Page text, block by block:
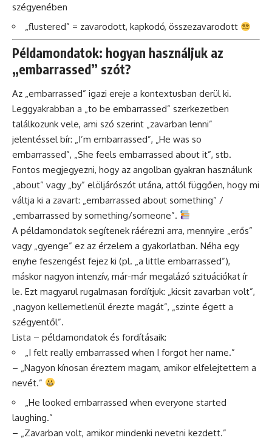
szégyenében
„flustered” = zavarodott, kapkodó, összezavarodott
Példamondatok: hogyan használjuk az
„embarrassed” szót?
Az „embarrassed” igazi ereje a kontextusban derül ki.
Leggyakrabban a „to be embarrassed” szerkezetben
találkozunk vele, ami szó szerint „zavarban lenni”
jelentéssel bír: „I’m embarrassed”, „He was so
embarrassed”, „She feels embarrassed about it”, stb.
Fontos megjegyezni, hogy az angolban gyakran használunk
„about” vagy „by” elöljárószót utána, attól függően, hogy mi
váltja ki a zavart: „embarrassed about something” /
„embarrassed by something/someone”.
A példamondatok segítenek ráérezni arra, mennyire „erős”
vagy „gyenge” ez az érzelem a gyakorlatban. Néha egy
enyhe feszengést fejez ki (pl. „a little embarrassed”),
máskor nagyon intenzív, már-már megalázó szituációkat ír
le. Ezt magyarul rugalmasan fordítjuk: „kicsit zavarban volt”,
„nagyon kellemetlenül érezte magát”, „szinte égett a
szégyentől”.
Lista – példamondatok és fordításaik:
„I felt really embarrassed when I forgot her name.”
– „Nagyon kínosan éreztem magam, amikor elfelejtettem a
nevét.”
„He looked embarrassed when everyone started
laughing.”
– „Zavarban volt, amikor mindenki nevetni kezdett.”